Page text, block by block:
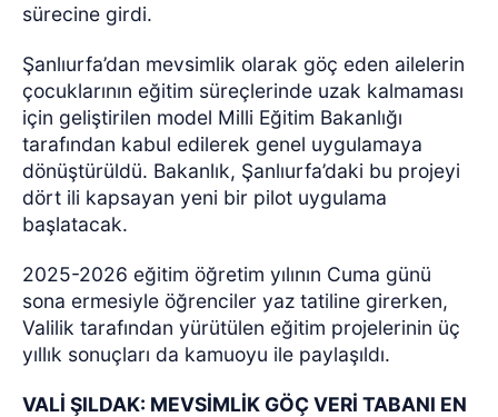
sürecine girdi.
Şanlıurfa’dan mevsimlik olarak göç eden ailelerin
çocuklarının eğitim süreçlerinde uzak kalmaması
için geliştirilen model Milli Eğitim Bakanlığı
tarafından kabul edilerek genel uygulamaya
dönüştürüldü. Bakanlık, Şanlıurfa’daki bu projeyi
dört ili kapsayan yeni bir pilot uygulama
başlatacak.
2025-2026 eğitim öğretim yılının Cuma günü
sona ermesiyle öğrenciler yaz tatiline girerken,
Valilik tarafından yürütülen eğitim projelerinin üç
yıllık sonuçları da kamuoyu ile paylaşıldı.
VALİ ŞILDAK: MEVSİMLİK GÖÇ VERİ TABANI EN